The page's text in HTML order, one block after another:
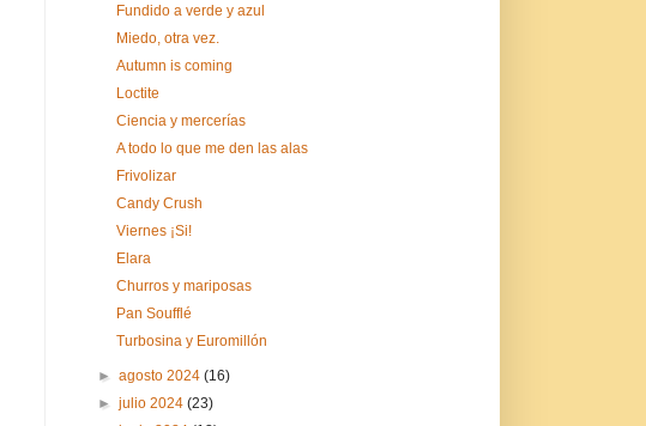
Fundido a verde y azul
Miedo, otra vez.
Autumn is coming
Loctite
Ciencia y mercerías
A todo lo que me den las alas
Frivolizar
Candy Crush
Viernes ¡Si!
Elara
Churros y mariposas
Pan Soufflé
Turbosina y Euromillón
►agosto 2024(16)
►julio 2024(23)